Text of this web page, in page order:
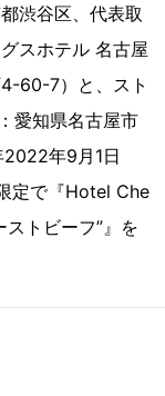
渋谷区、代表取
スホテル 名古屋
60-7）と、スト
愛知県名古屋市
年9月1日
定で『Hotel Che
ストビーフ”』を